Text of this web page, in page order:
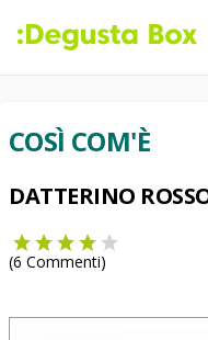
COSÌ COM'È
DATTERINO
(6 Commenti)